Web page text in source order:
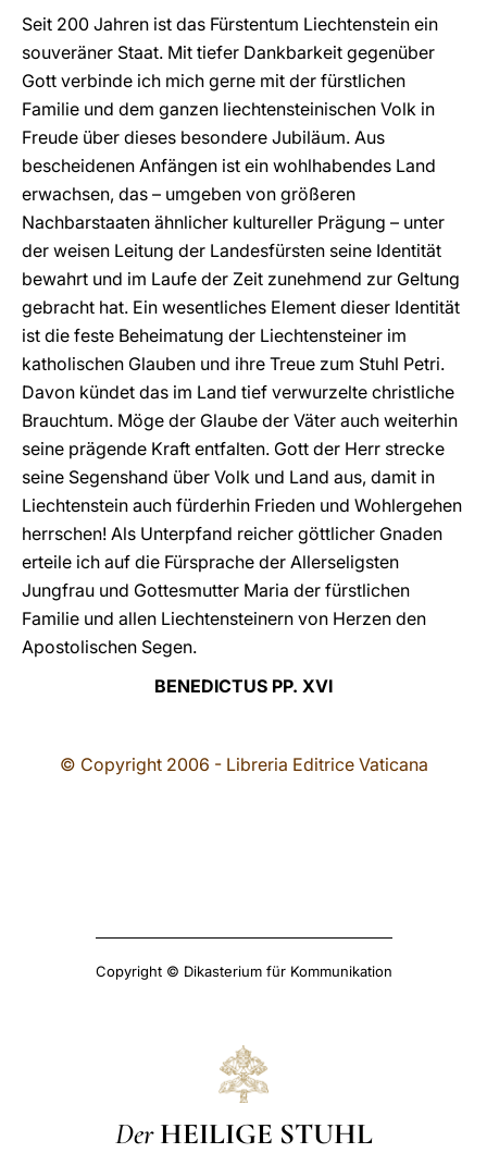
Seit 200 Jahren ist das Fürstentum Liechtenstein ein
souveräner Staat. Mit tiefer Dankbarkeit gegenüber
Gott verbinde ich mich gerne mit der fürstlichen
Familie und dem ganzen liechtensteinischen Volk in
Freude über dieses besondere Jubiläum. Aus
bescheidenen Anfängen ist ein wohlhabendes Land
erwachsen, das – umgeben von größeren
Nachbarstaaten ähnlicher kultureller Prägung – unter
der weisen Leitung der Landesfürsten seine Identität
bewahrt und im Laufe der Zeit zunehmend zur Geltung
gebracht hat. Ein wesentliches Element dieser Identität
ist die feste Beheimatung der Liechtensteiner im
katholischen Glauben und ihre Treue zum Stuhl Petri.
Davon kündet das im Land tief verwurzelte christliche
Brauchtum. Möge der Glaube der Väter auch weiterhin
seine prägende Kraft entfalten. Gott der Herr strecke
seine Segenshand über Volk und Land aus, damit in
Liechtenstein auch fürderhin Frieden und Wohlergehen
herrschen! Als Unterpfand reicher göttlicher Gnaden
erteile ich auf die Fürsprache der Allerseligsten
Jungfrau und Gottesmutter Maria der fürstlichen
Familie und allen Liechtensteinern von Herzen den
Apostolischen Segen.
BENEDICTUS PP. XVI
© Copyright 2006 - Libreria Editrice Vaticana
Copyright © Dikasterium für Kommunikation
Der HEILIGE STUHL